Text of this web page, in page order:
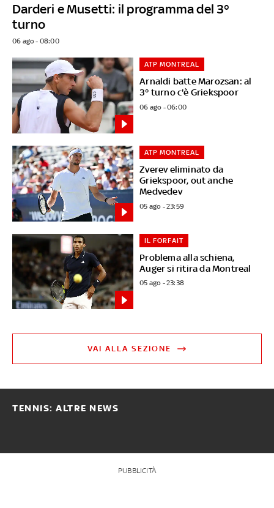
Darderi e Musetti: il programma del 3°
turno
06 ago - 08:00
Arnaldi batte Marozsan: al
3° turno c'è Griekspoor
ATP MONTREAL
06 ago - 06:00
Zverev eliminato da
Griekspoor, out anche
Medvedev
ATP MONTREAL
05 ago - 23:59
Problema alla schiena,
Auger si ritira da Montreal
IL FORFAIT
05 ago - 23:38
VAI ALLA SEZIONE
TENNIS: ALTRE NEWS
PUBBLICITÀ